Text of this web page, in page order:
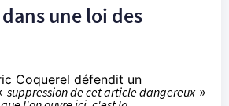
une loi des
Coquerel défendit un
suppression de cet article dangereux»